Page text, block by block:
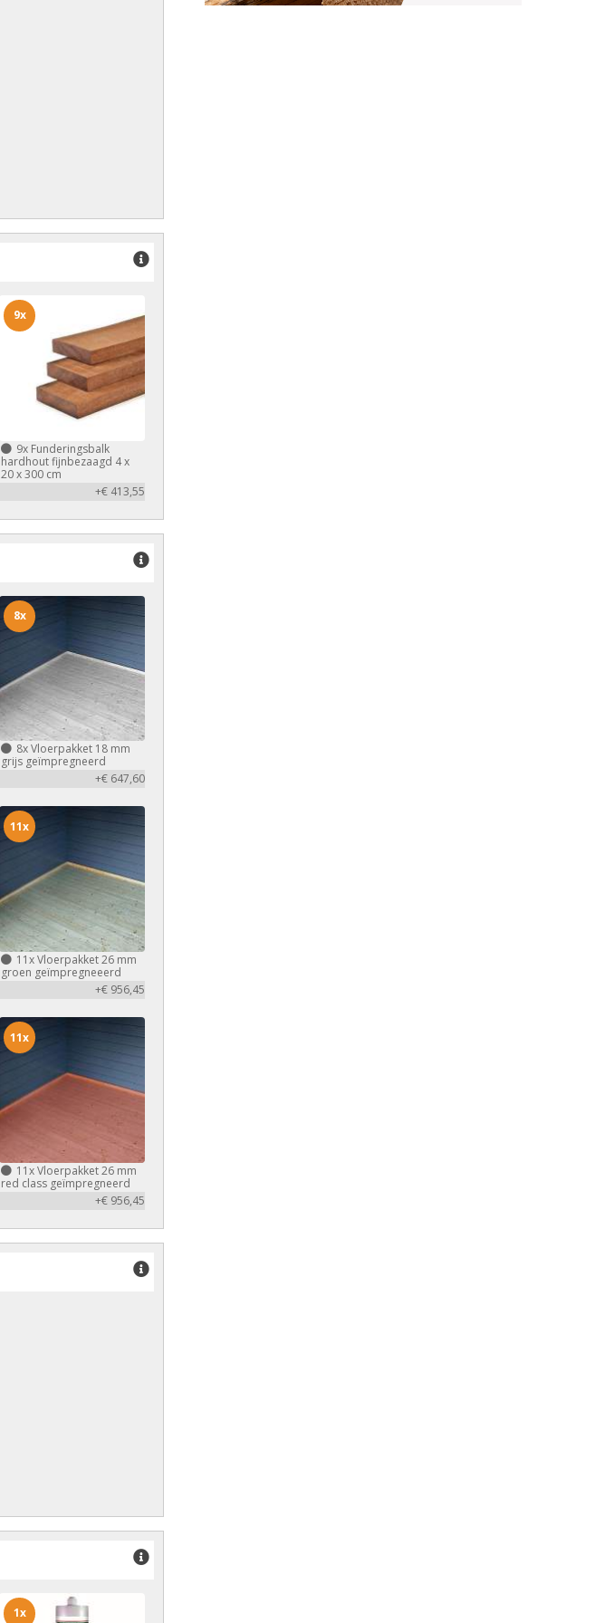
9x Funderingsbalk
hardhout fijnbezaagd 4 x
20 x 300 cm
+€ 413,55
9x
8xVloerpakket 18 mm
grijs geïmpregneerd
+€ 647,60
8x
11xVloerpakket 26 mm
groen geïmpregneeerd
+€ 956,45
11x
11xVloerpakket 26 mm
red class geïmpregneerd
+€ 956,45
11x
1x